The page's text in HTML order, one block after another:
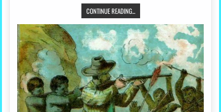
CONTINUE READING...